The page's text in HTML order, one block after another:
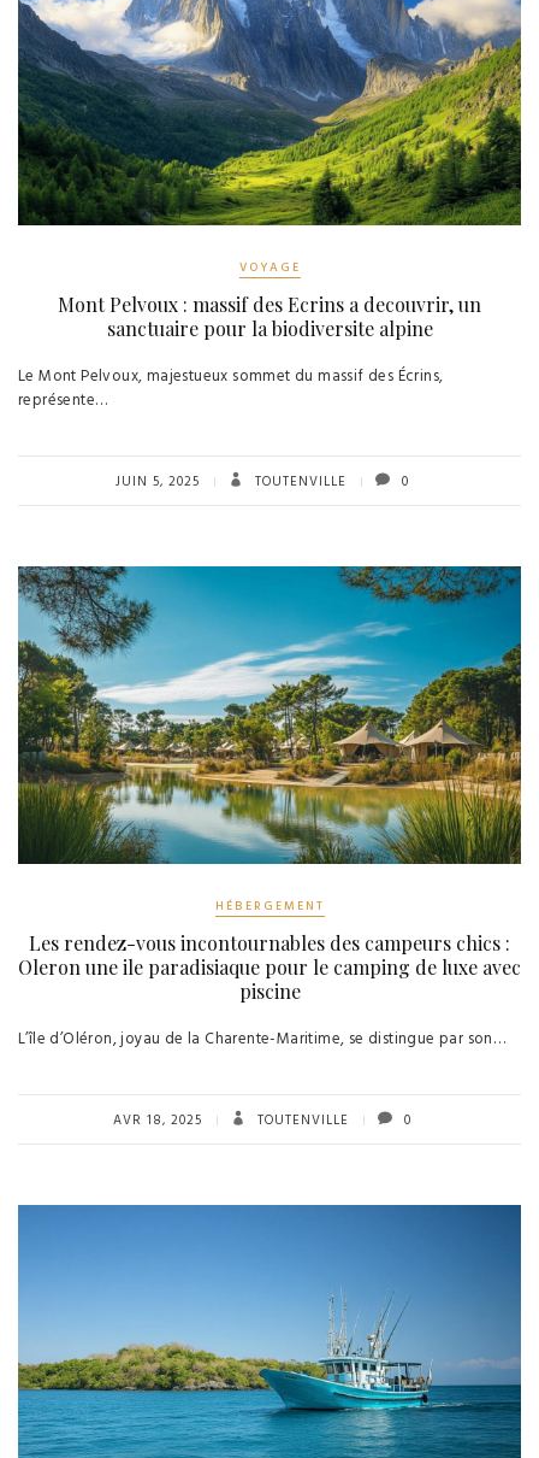
VOYAGE
Mont Pelvoux : massif des Ecrins a decouvrir, un
sanctuaire pour la biodiversite alpine
Le Mont Pelvoux, majestueux sommet du massif des Écrins,
représente…
JUIN 5, 2025 TOUTENVILLE 0
HÉBERGEMENT
Les rendez-vous incontournables des campeurs chics :
Oleron une ile paradisiaque pour le camping de luxe avec
piscine
L’île d’Oléron, joyau de la Charente-Maritime, se distingue par son…
AVR 18, 2025 TOUTENVILLE 0